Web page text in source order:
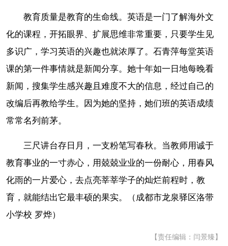
教育质量是教育的生命线。英语是一门了解海外文
化的课程，开拓眼界、扩展思维非常重要，只要学生见
多识广，学习英语的兴趣也就浓厚了。石青萍每堂英语
课的第一件事情就是新闻分享。她十年如一日地每晚看
新闻，搜集学生感兴趣且难度不大的信息，经过自己的
改编后再教给学生。因为她的坚持，她们班的英语成绩
常常名列前茅。
三尺讲台存日月，一支粉笔写春秋。当教师用诚于
教育事业的一寸赤心，用兢兢业业的一份耐心，用春风
化雨的一片爱心，去点亮莘莘学子的灿烂前程时，教
育，就能结出它最丰硕的果实。（成都市龙泉驿区洛带
小学校 罗烨）
【责任编辑：闫景臻】